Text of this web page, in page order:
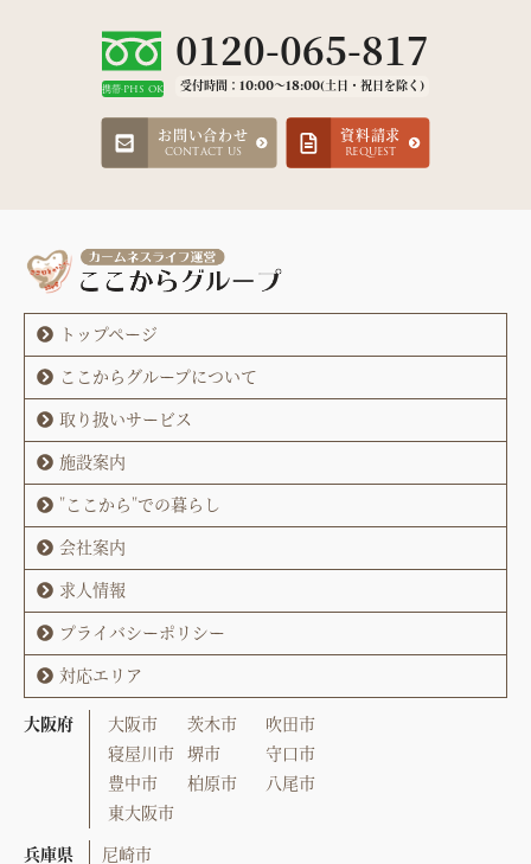
携帯·PHS OK
0120-065-817
受付時間：10:00～18:00(土日・祝日を除く)
お問い合わせ
CONTACT US
資料請求
REQUEST
トップページ
ここからグループについて
取り扱いサービス
施設案内
"ここから"での暮らし
会社案内
求人情報
プライバシーポリシー
対応エリア
大阪府
大阪市 茨木市
吹田市
寝屋川市 堺市
守口市
豊中市
柏原市
八尾市
東大阪市
兵庫県
尼崎市